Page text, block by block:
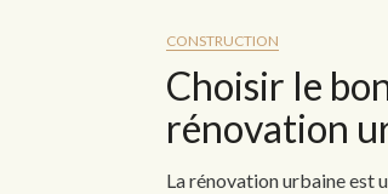
CONSTRUCTION
Choisir le
rénovation
La rénovation urbaine est